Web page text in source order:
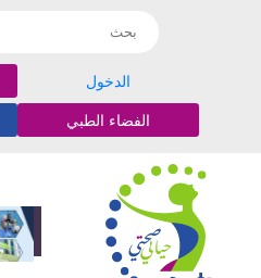
الدخول
الفضاء الطبي